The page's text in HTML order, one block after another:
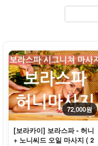
72,000원
[보라카이] 보라스파 - 허니
+ 노니씨드 오일 마사지 ( 2